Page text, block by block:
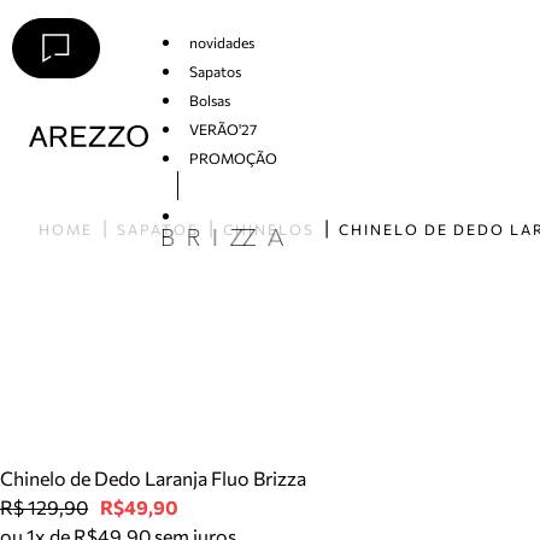
novidades
Sapatos
Bolsas
VERÃO'27
PROMOÇÃO
HOME SAPATOS CHINELOS
Chinelo de Dedo Laranja Fluo Brizza
R$ 129,90 R$49,90